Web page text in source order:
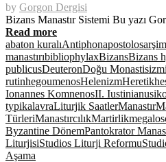
by Gorgon Dergisi
Bizans Manastır Sistemi Bu yazı
Read more
abaton kuralıAntiphonapostolos
manastırıbibliophylaxBizansBizans
publicusDeuteronDoğu Monastisizmi
rutinhegoumenosHelenizmHeretik
Ionannes KomnenosII. Iustinianus
typikalavraLiturjik SaatlerManastır
TürleriManastırcılıkMartirlik
Byzantine DönemPantokrator
LiturjisiStudios Liturji Reformu
Aşama